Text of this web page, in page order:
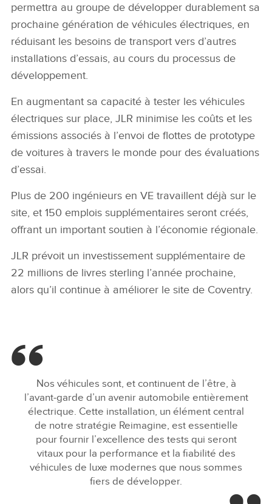
permettra au groupe de développer durablement sa
prochaine génération de véhicules électriques, en
réduisant les besoins de transport vers d’autres
installations d’essais, au cours du processus de
développement.
En augmentant sa capacité à tester les véhicules
électriques sur place, JLR minimise les coûts et les
émissions associés à l’envoi de flottes de prototype
de voitures à travers le monde pour des évaluations
d’essai.
Plus de 200 ingénieurs en VE travaillent déjà sur le
site, et 150 emplois supplémentaires seront créés,
offrant un important soutien à l’économie régionale.
JLR prévoit un investissement supplémentaire de
22 millions de livres sterling l’année prochaine,
alors qu’il continue à améliorer le site de Coventry.
Nos véhicules sont, et continuent de l’être, à
l’avant‑garde d’un avenir automobile entièrement
électrique. Cette installation, un élément central
de notre stratégie Reimagine, est essentielle
pour fournir l’excellence des tests qui seront
vitaux pour la performance et la fiabilité des
véhicules de luxe modernes que nous sommes
fiers de développer.